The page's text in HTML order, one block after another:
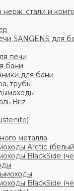
нерж. стали и
SANGENS для
печи
бани
для бани
трубы
Briz
металла
Arctic
BlackSide
BlackSide